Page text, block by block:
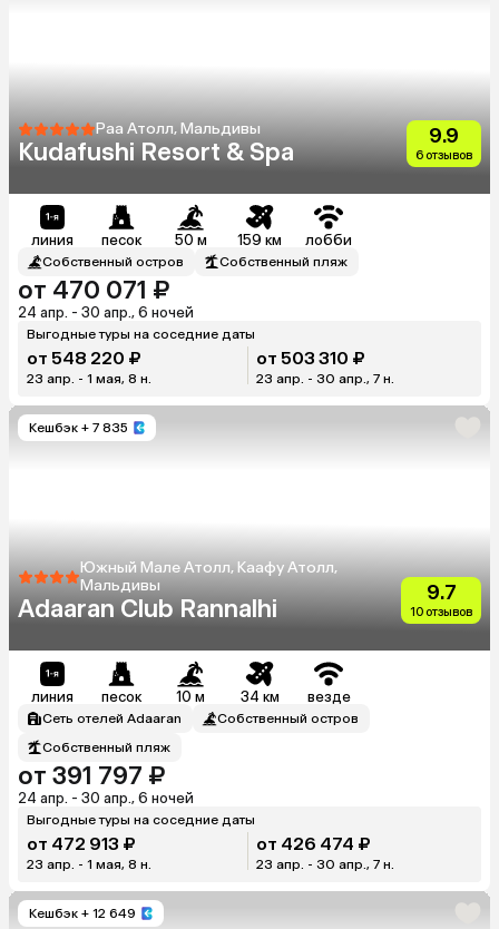
Раа Атолл, Мальдивы
Kudafushi Resort & Spa
9.9
6 отзывов
линия песок 50 м 159 км лобби
Собственный остров Собственный пляж
от 470 071 ₽
24 апр. - 30 апр., 6 ночей
Выгодные туры на соседние даты
от 548 220 ₽
23 апр. - 1 мая, 8 н.
от 503 310 ₽
23 апр. - 30 апр., 7 н.
Кешбэк + 7 835
Южный Мале Атолл, Каафу Атолл,
Мальдивы
Adaaran Club Rannalhi
9.7
10 отзывов
линия песок 10 м 34 км везде
Сеть отелей Adaaran
Собственный остров
Собственный пляж
от 391 797 ₽
24 апр. - 30 апр., 6 ночей
Выгодные туры на соседние даты
от 472 913 ₽
23 апр. - 1 мая, 8 н.
от 426 474 ₽
23 апр. - 30 апр., 7 н.
Кешбэк + 12 649